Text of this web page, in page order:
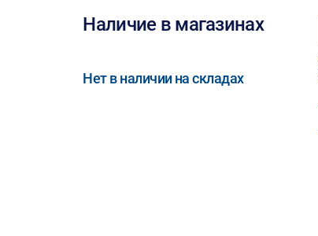
Наличие в магазинах
Нет в наличии на складах